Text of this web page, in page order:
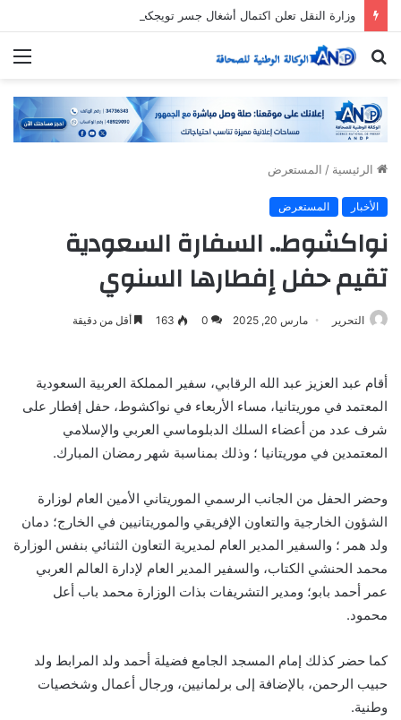
وزارة النقل تعلن اكتمال أشغال جسر تويجكجيت
بحث
الرئيسية / المستعرض
الأخبار المستعرض
نواكشوط.. السفارة السعودية
تقيم حفل إفطارها السنوي
التحرير مارس 20, 2025 0
163 أقل من دقيقة
أقام عبد العزيز عبد الله الرقابي، سفير المملكة العربية السعودية
المعتمد في موريتانيا، مساء الأربعاء في نواكشوط، حفل إفطار على
شرف عدد من أعضاء السلك الدبلوماسي العربي والإسلامي
المعتمدين في موريتانيا ؛ وذلك بمناسبة شهر رمضان المبارك.
وحضر الحفل من الجانب الرسمي الموريتاني الأمين العام لوزارة
الشؤون الخارجية والتعاون الإفريقي والموريتانيين في الخارج؛ دمان
ولد همر ؛ والسفير المدير العام لمديرية التعاون الثنائي بنفس الوزارة
محمد الحنشي الكتاب، والسفير المدير العام لإدارة العالم العربي
عمر أحمد بابو؛ ومدير التشريفات بذات الوزارة محمد باب أعل
محمود.
كما حضر كذلك إمام المسجد الجامع فضيلة أحمد ولد المرابط ولد
حبيب الرحمن، بالإضافة إلى برلمانيين، ورجال أعمال وشخصيات
وطنية.